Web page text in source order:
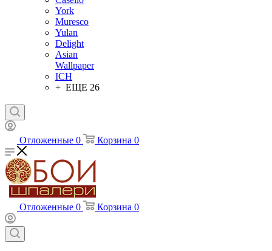
York
Muresco
Yulan
Delight
Asian
Wallpaper
ICH
+ ЕЩЕ 26
Отложенные 0 Корзина 0
Отложенные 0 Корзина 0